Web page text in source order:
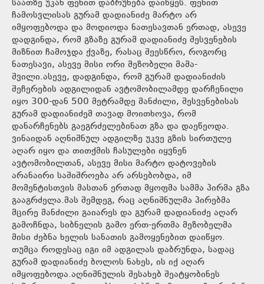
საათზე უკან ფეხით დაბრუნება დაიწყეს. ფეხით
ჩამოსვლისას გურამ დადიანიძე მარტო არ
იმყოფებოდა და მოდიოდა ნათესავთან ერთად, ასევე
დადგინდა, რომ გზაზე გურამ დადიანიძე შესვენების
მიზნით ჩამოჯდა ქვაზე, რასაც შეესწრო, როგორც
ნათესავი, ასევე მისი ორი მეზობელი მამა-
შვილი.ასევე, დადგინდა, რომ გურამ დადიანიძის
შეჩერების ადგილიდან ავტომობილამდე დარჩენილი
იყო 300-დან 500 მეტრამდე მანძილი, შესვენებისას
გურამ დადიანიძემ თავად მოითხოვა, რომ
დანარჩენებს გაეგრძელებინათ გზა და დაეწეოდა.
ვინაიდან აღნიშნულ ადგილზე უკვე გზის სირთულე
აღარ იყო და თითქმის ჩასულები იყვნენ
ავტომობილთან, ასევე მისი მარტო დატოვების
არანაირი საშიშროება არ არსებობდა, იმ
მომენტისთვის მასთან ერთად მყოფმა სამმა პირმა გზა
გააგრძელა.მას შემდეგ, რაც აღნიშნულმა პირებმა
მცირე მანძილი გაიარეს და გურამ დადიანიძე აღარ
გამოჩნდა, სიბნელის გამო ერთ-ერთმა მეზობელმა
მისი ძებნა ხელის სანათის გამოყენებით დაიწყო.
თუმცა როდესაც იგი იმ ადგილას დაბრუნდა, სადაც
გურამ დადიანიძე ბოლოს ნახეს, ის იქ აღარ
იმყოფებოდა.აღნიშნულის შესახებ შეატყობინეს